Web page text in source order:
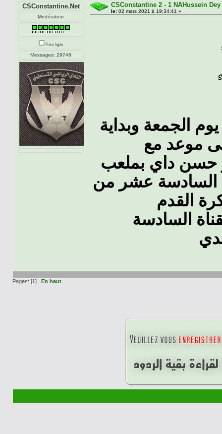
CSConstantine.Net
Modérateur
Hors ligne
Messages: 29746
CSConstantine 2 - 1 NAHussein
le: 02 mars 2021 à 19:34:41 »
الجمعة وبداية
حسن داي بملعب
السادسة عشر من
السادسة
Pages: [1] En haut